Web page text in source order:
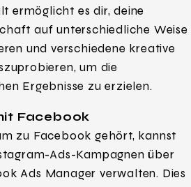
ermöglicht es dir, deine
auf unterschiedliche Weise
und verschiedene kreative
um die
Ergebnisse zu erzielen.
Facebook
zu Facebook gehört, kannst
Ads-Kampagnen über
Ads Manager verwalten. Dies